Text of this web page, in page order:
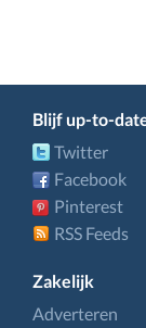
Blijf up-to-
Twitter
Facebook
Pinterest
RSS Feeds
Zakelijk
Adverteren